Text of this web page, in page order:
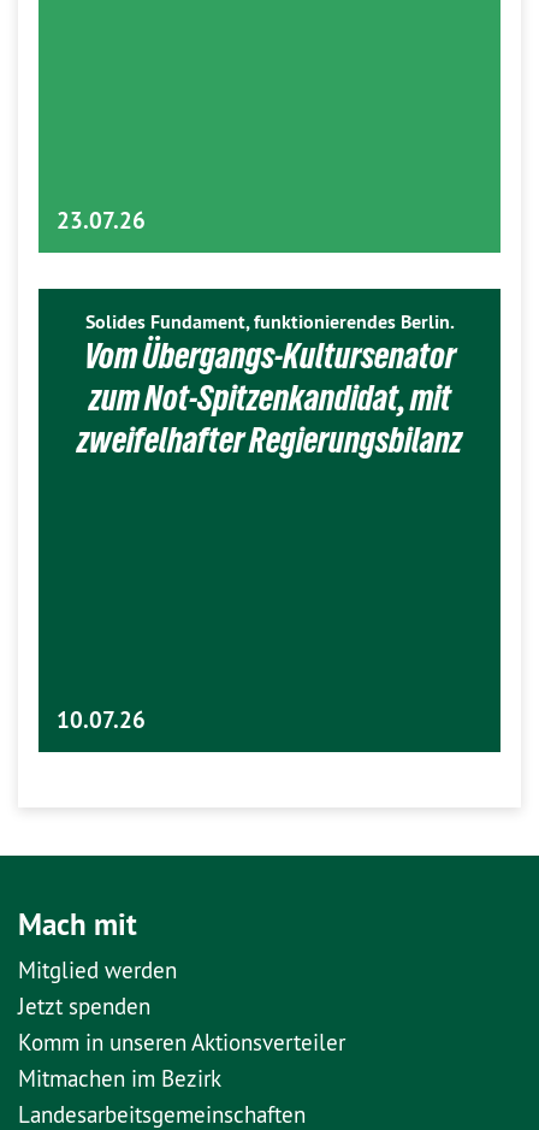
23.07.26
Solides Fundament, funktionierendes Berlin.
Vom Übergangs-Kultursenator
zum Not-Spitzenkandidat, mit
zweifelhafter Regierungsbilanz
10.07.26
Mach mit
Mitglied werden
Jetzt spenden
Komm in unseren Aktionsverteiler
Mitmachen im Bezirk
Landesarbeitsgemeinschaften